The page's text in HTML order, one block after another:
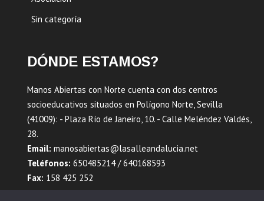
Sin categoría
DÓNDE ESTAMOS?
Manos Abiertas con Norte cuenta con dos centros
socioeducativos situados en Polígono Norte, Sevilla
(41009): - Plaza Río de Janeiro, 10. - Calle Meléndez Valdés,
28.
Email: manosabiertas@lasalleandalucia.net
Teléfonos: 650485214 / 640168593
Fax: 158 425 252